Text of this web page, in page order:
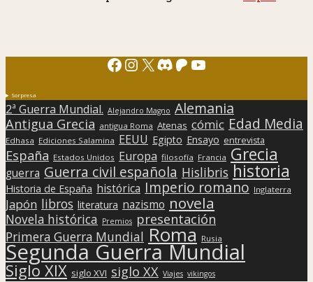
Facebook
Instagram
X Discord
Patreon
YouTube
Sorpresa
2ª Guerra Mundial. Alejandro Magno Alemania
Antigua Grecia antigua Roma Atenas cómic Edad Media
Edhasa Ediciones Salamina EEUU Egipto Ensayo entrevista
España Estados Unidos Europa filosofía Francia Grecia
guerra Guerra civil española Hislibris historia
Historia de España histórica Imperio romano Inglaterra
Japón libros literatura nazismo novela
Novela histórica Premios presentación
Primera Guerra Mundial Roma Rusia
Segunda Guerra Mundial
Siglo XIX siglo XVI siglo XX Viajes vikingos